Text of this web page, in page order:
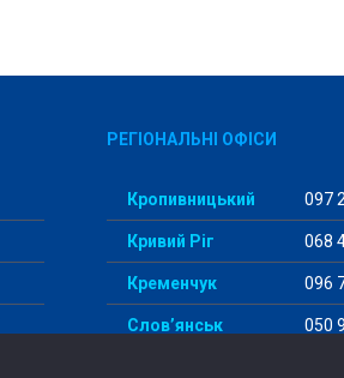
РЕГІОНАЛЬНІ ОФІСИ
Кропивницький 097
Кривий Ріг 068
Кременчук 096
Слов’янськ 050